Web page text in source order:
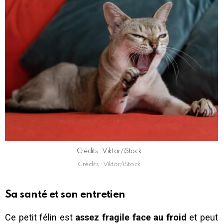
Crédits : Viktor/iStock
Crédits : Viktor/iStock
Sa santé et son entretien
Ce petit félin est assez fragile face au froid et peut